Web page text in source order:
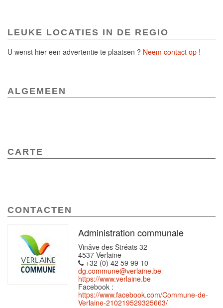
LEUKE LOCATIES IN DE REGIO
U wenst hier een advertentie te plaatsen ? Neem contact op !
ALGEMEEN
CARTE
CONTACTEN
Administration communale
Vinâve des Stréats 32
4537 Verlaine
+32 (0) 42 59 99 10
dg.commune@verlaine.be
https://www.verlaine.be
Facebook :
https://www.facebook.com/Commune-de-
Verlaine-210219529325663/